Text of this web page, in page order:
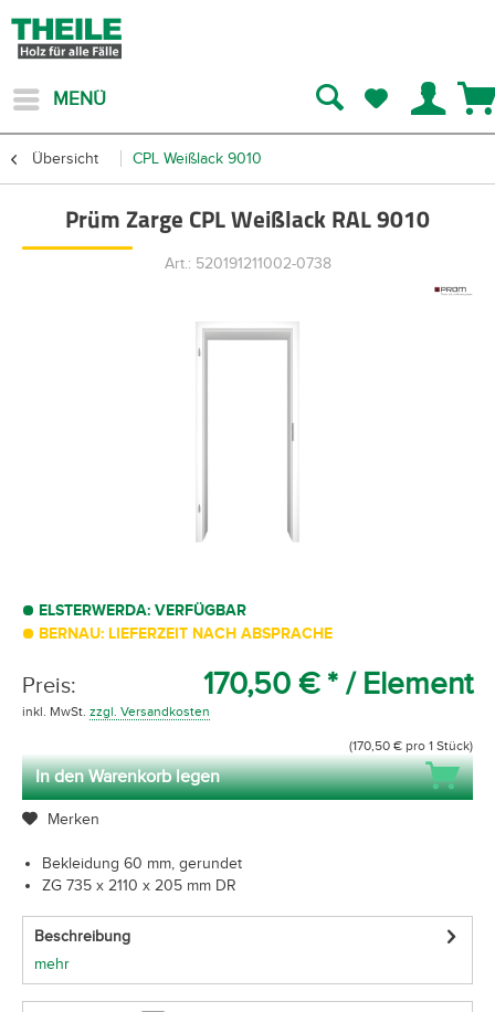
MENÜ
Übersicht CPL Weißlack 9010
Prüm Zarge CPL Weißlack RAL 9010
Art.: 520191211002-0738
ELSTERWERDA: VERFÜGBAR
BERNAU: LIEFERZEIT NACH ABSPRACHE
Preis: 170,50 € * / Element
inkl. MwSt. zzgl. Versandkosten
(170,50 € pro 1 Stück)
In den Warenkorb legen
Merken
Bekleidung 60 mm, gerundet
ZG 735 x 2110 x 205 mm DR
Beschreibung
mehr